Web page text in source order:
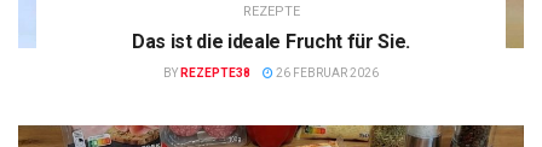
REZEPTE
Das ist die ideale Frucht für Sie.
BY REZEPTE38 26 FEBRUAR 2026